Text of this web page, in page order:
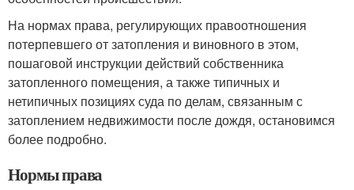
На нормах права, регулирующих правоотношения
потерпевшего от затопления и виновного в этом,
пошаговой инструкции действий собственника
затопленного помещения, а также типичных и
нетипичных позициях суда по делам, связанным с
затоплением недвижимости после дождя, остановимся
более подробно.
Нормы права